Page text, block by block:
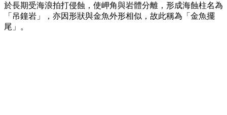
於長期受海浪拍打侵蝕，使岬角與岩體分離，形成海蝕柱名為
「吊鐘岩」，亦因形狀與金魚外形相似，故此稱為「金魚擺
尾」。